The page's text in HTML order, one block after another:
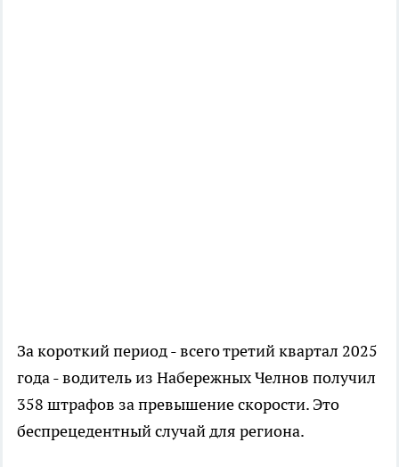
За короткий период - всего третий квартал 2025
года - водитель из Набережных Челнов получил
358 штрафов за превышение скорости. Это
беспрецедентный случай для региона.